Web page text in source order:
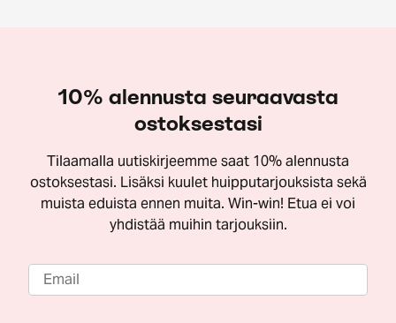
10% alennusta seuraavasta
ostoksestasi
Tilaamalla uutiskirjeemme saat 10% alennusta
ostoksestasi. Lisäksi kuulet huipputarjouksista sekä
muista eduista ennen muita. Win-win! Etua ei voi
yhdistää muihin tarjouksiin.